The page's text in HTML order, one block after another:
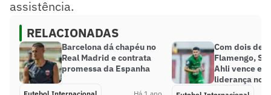
assistência.
RELACIONADAS
Barcelona dá chapéu no
Real Madrid e contrata
promessa da Espanha
Com dois de
Flamengo,
Ahli vence e
liderança nos